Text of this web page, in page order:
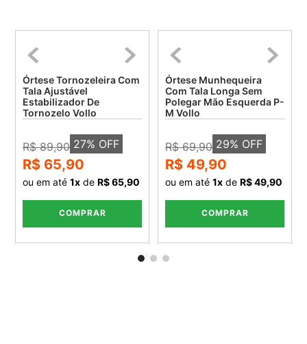
Órtese Tornozeleira Com
Tala Ajustável
Estabilizador De
Tornozelo Vollo
R$ 89,90 27% OFF
R$ 65,90
ou em até 1x de R$ 65,90
COMPRAR
Órtese Munhequeira
Com Tala Longa Sem
Polegar Mão Esquerda P-
M Vollo
R$ 69,90 29% OFF
R$ 49,90
ou em até 1x de R$ 49,90
COMPRAR